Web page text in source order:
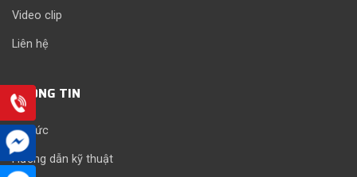
Video clip
Liên hệ
THÔNG TIN
Tin tức
Hướng dẫn kỹ thuật